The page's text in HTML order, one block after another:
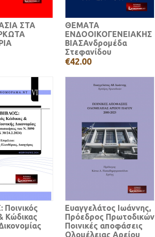
ΣΤΑ
ΘΕΜΑΤΑ
ΕΝΔΟΟΙΚΟΓΕΝΕΙΑΚΗΣ
ΒΙΑΣΑνδρομέδα
Στεφανίδου
€42.00
Ποινικός
Κώδικας
Ευαγγελάτος Ιωάννης,
Πρόεδρος Πρωτοδικών
Ποινικές αποφάσεις
Ολομέλειας Αρείου